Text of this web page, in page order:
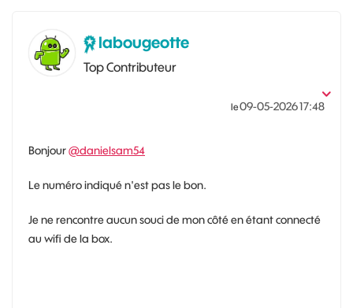
labougeotte
Top Contributeur
le‎09-05-202617:48
Bonjour@danielsam54
Le numéro indiqué n'est pas le bon.
Je ne rencontre aucun souci de mon côté en étant connecté
au wifi de la box.